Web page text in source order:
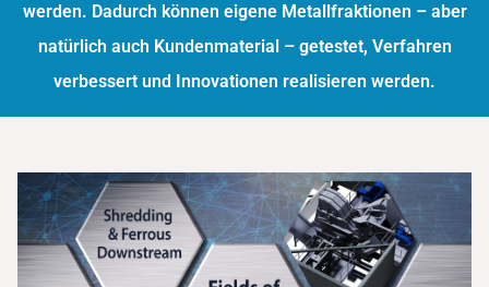
werden. Dadurch können eigene Metallfraktionen – aber
natürlich auch Kundenmaterial – getestet, Verfahren
verbessert und Innovationen realisieren werden.